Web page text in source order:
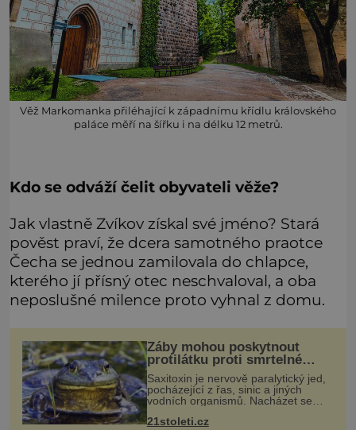
Věž Markomanka přiléhající k západnímu křídlu královského
paláce měří na šířku i na délku 12 metrů.
Kdo se odváží čelit obyvateli věže?
Jak vlastně Zvíkov získal své jméno? Stará
pověst praví, že dcera samotného praotce
Čecha se jednou zamilovala do chlapce,
kterého jí přísný otec neschvaloval, a oba
neposlušné milence proto vyhnal z domu.
Žáby mohou poskytnout
protilátku proti smrtelné
otravě měkkýši
Saxitoxin je nervově paralytický jed,
pocházející z řas, sinic a jiných
vodních organismů. Nacházet se
mlžích, jako jsou ústřice nebo slávky.
21stoleti.cz